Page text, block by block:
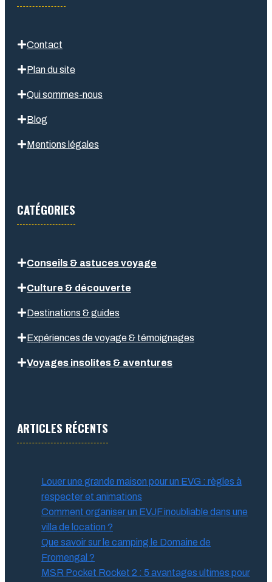
Contact
Plan du site
Qui sommes-nous
Blog
Mentions légales
CATÉGORIES
Conseils & astuces voyage
Culture & découverte
Destinations & guides
Expériences de voyage & témoignages
Voyages insolites & aventures
ARTICLES RÉCENTS
Louer une grande maison pour un EVG : règles à
respecter et animations
Comment organiser un EVJF inoubliable dans une
villa de location ?
Que savoir sur le camping le Domaine de
Fromengal ?
MSR Pocket Rocket 2 : 5 avantages ultimes pour